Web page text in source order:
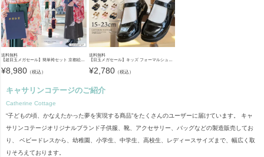
送料無料
【超目玉メガセール】簡単袴セット 京都絵師描き下ろし新柄 2025年3月卒業 着付け かんたん袴 袴セット 小学校 卒業式 卒園式 女の子 袴 保育園 年長袴 簡単着付け 刺繍入り 和装 着物 七五三 [
¥8,980 （税込）
送料無料
【目玉メガセール】キッズ フォーマルシューズ 子供靴 フォーマルシューズ 女の子 ワンストラップ かかとクッション入りで靴擦れしにくい キッズ 入学式 卒業式 TAK ドレスシューズ
¥2,780 （税込）
キャサリンコテージのご紹介
Catherine Cottage
“子どもの頃、かなえたかった夢を実現する商品”をたくさんのユーザーに届けています。 キャ
サリンコテージオリジナルブランド子供服、靴、アクセサリー、バッグなどの製造販売してお
り、 ベビードレスから、幼稚園、小学生、中学生、高校生、レディースサイズまで、幅広く取
りそろえております。